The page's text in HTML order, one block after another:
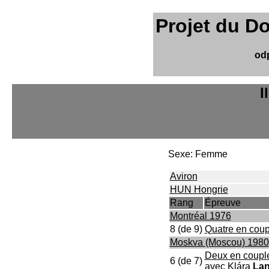
Projet du
Sexe: Femme
Aviron
HUN Hongrie
Rang
Épreuve
Montréal 1976
8 (de 9) Quatre en
Moskva (Moscou) 1980
6 (de 7)
Deux en
avec Klára